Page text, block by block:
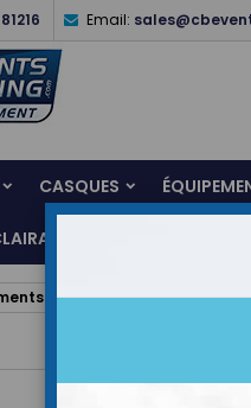
Email:
CASQUES
Casques